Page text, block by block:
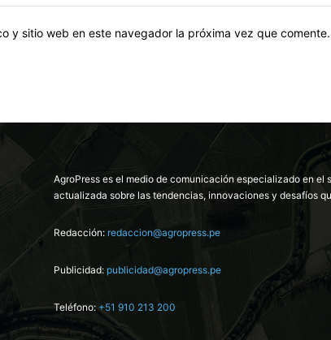
y sitio web en este navegador la próxima vez que comente.
AgroPress es el medio de comunicación especializado en
actualizada sobre las tendencias, innovaciones y desafíos
Redacción: redaccion@agropress.pe
Publicidad: publicidad@agropress.pe
Teléfono: +51 910 213 200